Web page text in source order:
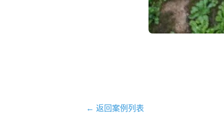
← 返回案例列表